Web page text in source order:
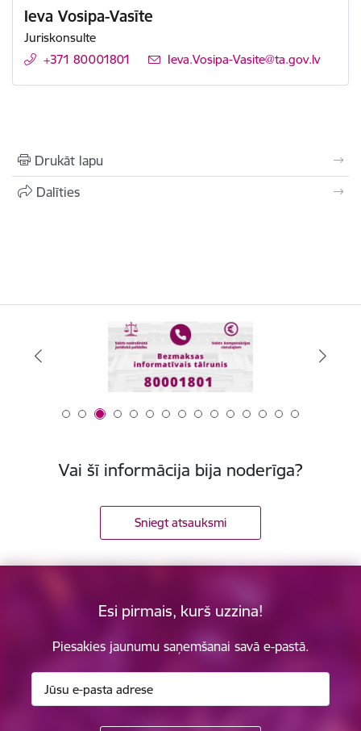
Ieva Vosipa-Vasīte
Juriskonsulte
+371 80001801
E-pasts:
Ieva.Vosipa-Vasite@ta.gov.lv
Drukāt lapu
Dalīties
Vai šī informācija bija noderīga?
Sniegt atsauksmi
Esi pirmais, kurš uzzina!
Piesakies jaunumu saņemšanai savā e-pastā.